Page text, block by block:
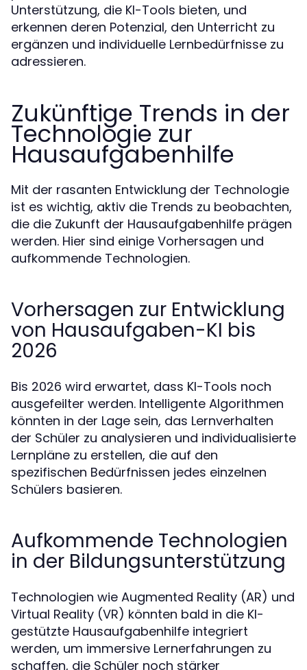
Unterstützung, die KI-Tools bieten, und
erkennen deren Potenzial, den Unterricht zu
ergänzen und individuelle Lernbedürfnisse zu
adressieren.
Zukünftige Trends in der
Technologie zur
Hausaufgabenhilfe
Mit der rasanten Entwicklung der Technologie
ist es wichtig, aktiv die Trends zu beobachten,
die die Zukunft der Hausaufgabenhilfe prägen
werden. Hier sind einige Vorhersagen und
aufkommende Technologien.
Vorhersagen zur Entwicklung
von Hausaufgaben-KI bis
2026
Bis 2026 wird erwartet, dass KI-Tools noch
ausgefeilter werden. Intelligente Algorithmen
könnten in der Lage sein, das Lernverhalten
der Schüler zu analysieren und individualisierte
Lernpläne zu erstellen, die auf den
spezifischen Bedürfnissen jedes einzelnen
Schülers basieren.
Aufkommende Technologien
in der Bildungsunterstützung
Technologien wie Augmented Reality (AR) und
Virtual Reality (VR) könnten bald in die KI-
gestützte Hausaufgabenhilfe integriert
werden, um immersive Lernerfahrungen zu
schaffen, die Schüler noch stärker